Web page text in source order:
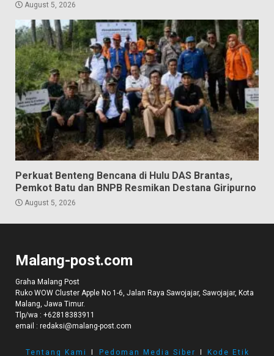
August 5, 2026
Perkuat Benteng Bencana di Hulu DAS Brantas,
Pemkot Batu dan BNPB Resmikan Destana Giripurno
August 5, 2026
Malang-post.com
Graha Malang Post
Ruko WOW Cluster Apple No 1-6, Jalan Raya Sawojajar, Sawojajar, Kota
Malang, Jawa Timur.
Tlp/wa : +62818383911
email : redaksi@malang-post.com
Tentang Kami Pedoman Media Siber Kode Etik